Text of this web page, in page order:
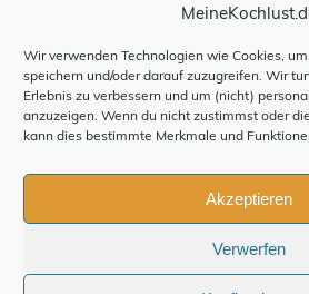
Wir verwenden Technologien wie Cookies,
speichern und/oder darauf zuzugreifen. Wir
Erlebnis zu verbessern und um (nicht)
anzuzeigen. Wenn du nicht zustimmst oder
kann dies bestimmte Merkmale und
Akzeptieren
Verwerfen